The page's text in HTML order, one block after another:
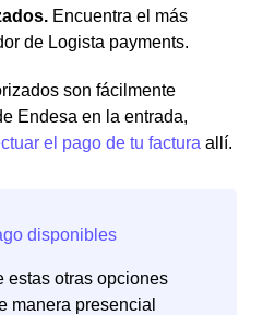
Encuentra el más
de Logista payments.
son fácilmente
Endesa en la entrada,
el pago de tu factura allí.
estas otras opciones
manera presencial